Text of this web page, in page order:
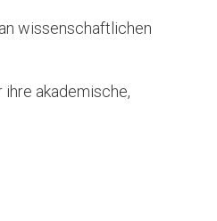
wissenschaftlichen
akademische,